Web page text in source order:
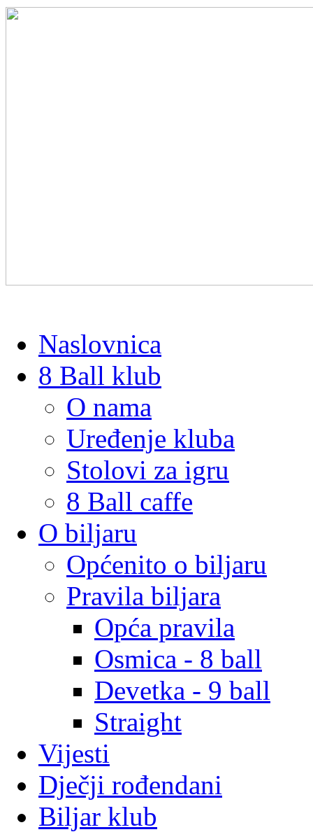
Naslovnica
8 Ball klub
O nama
Uređenje kluba
Stolovi za igru
8 Ball caffe
O biljaru
Općenito o biljaru
Pravila biljara
Opća pravila
Osmica - 8 ball
Devetka - 9 ball
Straight
Vijesti
Dječji rođendani
Biljar klub